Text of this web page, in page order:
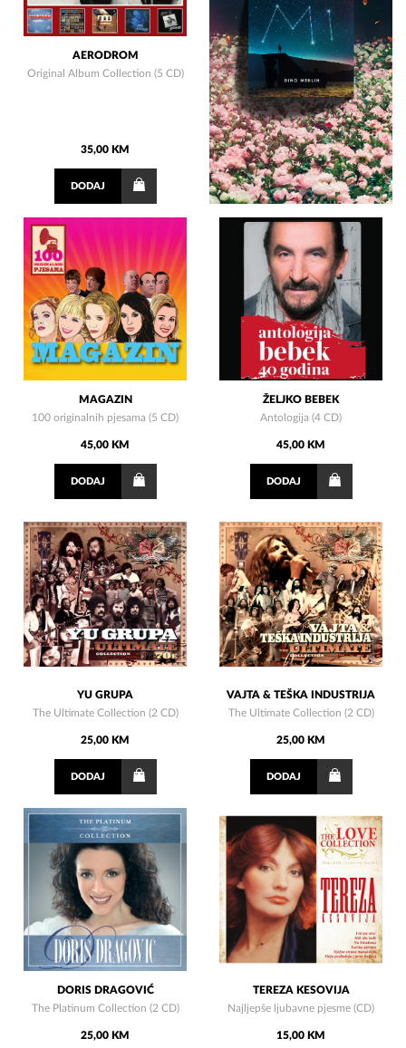
AERODROM
Original Album Collection (5 CD)
35,00 KM
DODAJ
MAGAZIN
100 originalnih pjesama (5 CD)
45,00 KM
DODAJ
ŽELJKO BEBEK
Antologija (4 CD)
45,00 KM
DODAJ
YU GRUPA
The Ultimate Collection (2 CD)
25,00 KM
DODAJ
VAJTA & TEŠKA INDUSTRIJA
The Ultimate Collection (2 CD)
25,00 KM
DODAJ
DORIS DRAGOVIĆ
The Platinum Collection (2 CD)
25,00 KM
TEREZA KESOVIJA
Najljepše ljubavne pjesme (CD)
15,00 KM